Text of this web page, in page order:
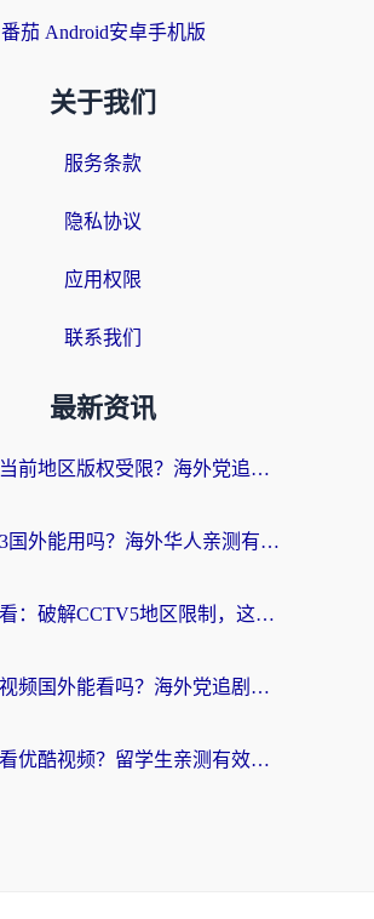
番茄 Android安卓手机版
关于我们
服务条款
隐私协议
应用权限
联系我们
最新资讯
央视影音当前地区版权受限？海外党追剧看片的终极解决方案来了
交管12123国外能用吗？海外华人亲测有效的回国加速器选择指南
海外党必看：破解CCTV5地区限制，这样看欧洲杯奥运直播才够爽！
优酷缓存视频国外能看吗？海外党追剧看片的终极解决方案来了
海外怎么看优酷视频？留学生亲测有效的回国加速器选择指南